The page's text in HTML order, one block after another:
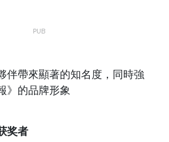
伴帶來顯著的知名度，同時強
》的品牌形象
奖者